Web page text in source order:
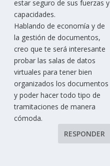
estar seguro de sus fuerzas y
capacidades.
Hablando de economía y de
la gestión de documentos,
creo que te será interesante
probar las salas de datos
virtuales para tener bien
organizados los documentos
y poder hacer todo tipo de
tramitaciones de manera
cómoda.
RESPONDER